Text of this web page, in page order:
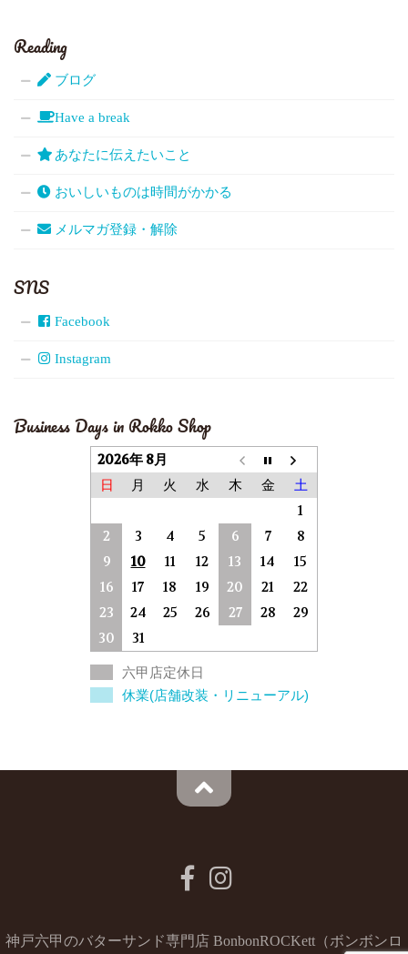
Reading
ブログ
Have a break
あなたに伝えたいこと
おいしいものは時間がかかる
メルマガ登録・解除
SNS
Facebook
Instagram
Business Days in Rokko Shop
2026年 8月
日 月 火 水 木 金 土
1
2
3 4 5 6 7
8
9
10 11 12 13 14
15
16
17 18 19 20 21
22
23
24 25 26 27 28
29
30
31
六甲店定休日
休業(店舗改装・リニューアル)
神戸六甲のバターサンド専門店 BonbonROCKett（ボンボンロ